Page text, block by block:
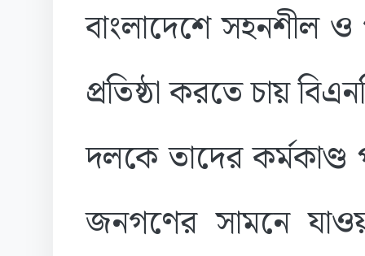
বাংলাদেশে সহনশীল ও
প্রতিষ্ঠা করতে চায়
দলকে তাদের
জনগণের সামনে